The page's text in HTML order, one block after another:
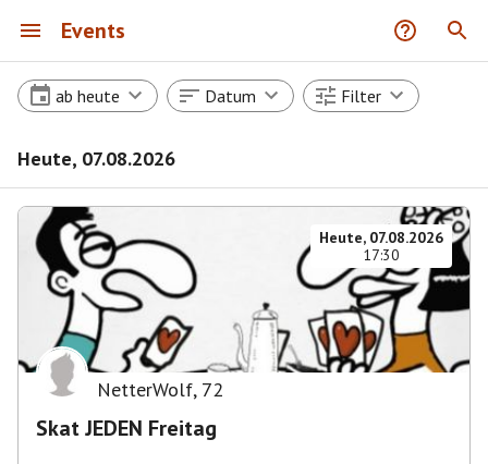
Events
ab heute Datum Filter
Heute, 07.08.2026
Heute, 07.08.2026
17:30
NetterWolf, 72
Skat JEDEN Freitag